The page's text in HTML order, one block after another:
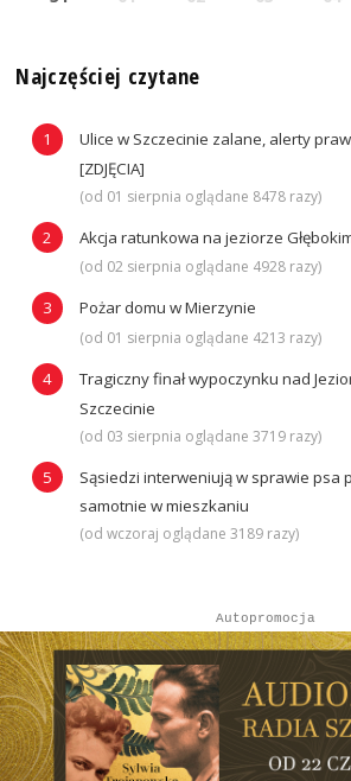
Najczęściej czytane
Ulice w Szczecinie zalane, alerty
[ZDJĘCIA]
(od 01 sierpnia oglądane 8478 razy)
Akcja ratunkowa na jeziorze
(od 02 sierpnia oglądane 4928 razy)
Pożar domu w Mierzynie
(od 01 sierpnia oglądane 4213 razy)
Tragiczny finał wypoczynku nad
Szczecinie
(od 03 sierpnia oglądane 3719 razy)
Sąsiedzi interweniują w sprawie psa
samotnie w mieszkaniu
(od wczoraj oglądane 3189 razy)
Autopromocja